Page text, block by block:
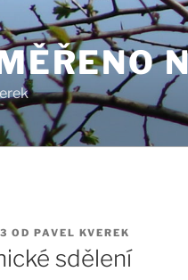
OD PAVEL KVEREK
sdělení